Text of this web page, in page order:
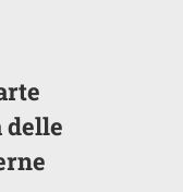
delle